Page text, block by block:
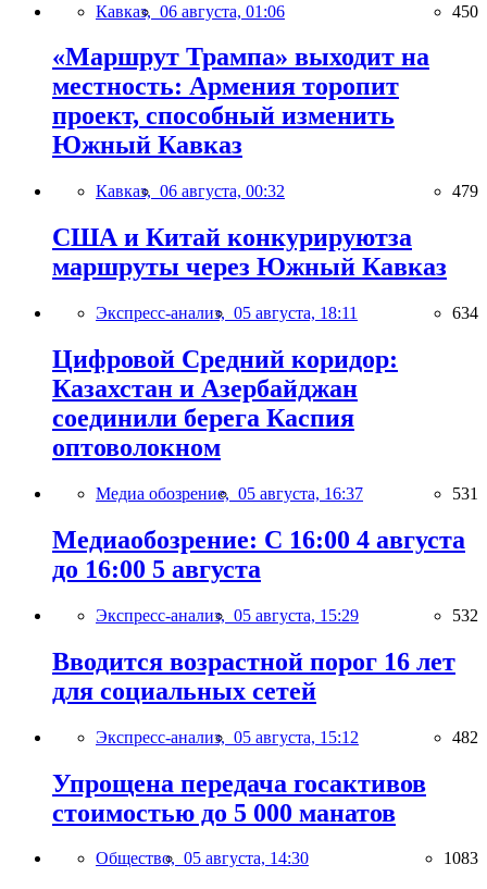
Кавказ, 06 августа, 01:06 450
«Маршрут Трампа» выходит на
местность: Армения торопит
проект, способный изменить
Южный Кавказ
Кавказ, 06 августа, 00:32 479
США и Китай конкурируютза
маршруты через Южный Кавказ
Экспресс-анализ, 05 августа, 18:11 634
Цифровой Средний коридор:
Казахстан и Азербайджан
соединили берега Каспия
оптоволокном
Медиа обозрение, 05 августа, 16:37 531
Медиаобозрение: С 16:00 4 августа
до 16:00 5 августа
Экспресс-анализ, 05 августа, 15:29 532
Вводится возрастной порог 16 лет
для социальных сетей
Экспресс-анализ, 05 августа, 15:12 482
Упрощена передача госактивов
стоимостью до 5 000 манатов
Общество, 05 августа, 14:30 1083